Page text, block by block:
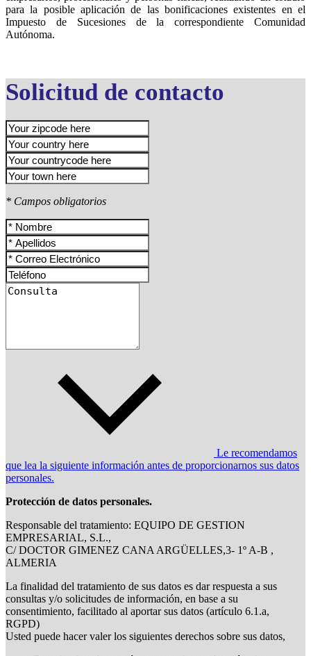
para la posible aplicación de las bonificaciones existentes en el
Impuesto de Sucesiones de la correspondiente Comunidad
Autónoma.
Solicitud de contacto
* Campos obligatorios
Le recomendamos
que lea la siguiente información antes de proporcionarnos sus datos
personales.
Protección de datos personales.
Responsable del tratamiento: EQUIPO DE GESTION
EMPRESARIAL, S.L.,
C/ DOCTOR GIMENEZ CANA ARGÜELLES,3- 1º A-B ,
ALMERIA
La finalidad del tratamiento de sus datos es dar respuesta a sus
consultas y/o solicitudes de información, en base a su
consentimiento, facilitado al aportar sus datos (artículo 6.1.a,
RGPD)
Usted puede hacer valer los siguientes derechos sobre sus datos,